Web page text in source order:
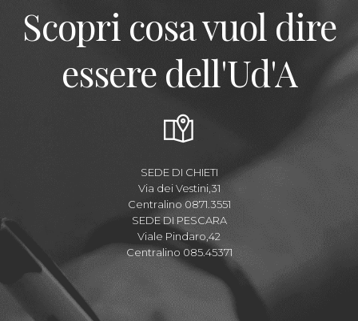
Scopri cosa vuol dire
essere dell'Ud'A
SEDE DI CHIETI
Via dei Vestini,31
Centralino 0871.3551
SEDE DI PESCARA
Viale Pindaro,42
Centralino 085.45371